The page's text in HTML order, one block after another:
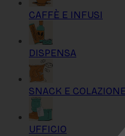
CAFFÈ E INFUSI
DISPENSA
SNACK E COLAZIONE
UFFICIO